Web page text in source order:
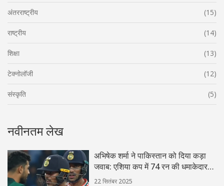
अंतरराष्ट्रीय (15)
राष्ट्रीय (14)
शिक्षा (13)
टेक्नोलॉजी (12)
संस्कृति (5)
नवीनतम लेख
अभिषेक शर्मा ने पाकिस्तान को दिया कड़ा
जवाब: एशिया कप में 74 रन की धमाकेदार
पारी
22 सितंबर 2025